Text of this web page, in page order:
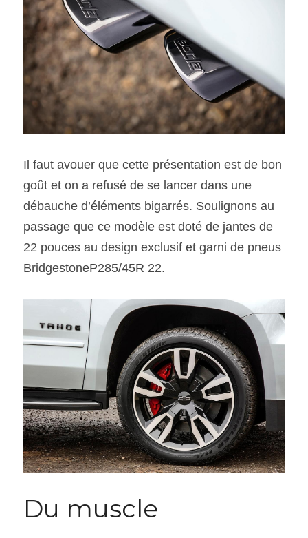
Il faut avouer que cette présentation est de bon
goût et on a refusé de se lancer dans une
débauche d’éléments bigarrés. Soulignons au
passage que ce modèle est doté de jantes de
22 pouces au design exclusif et garni de pneus
BridgestoneP285/45R 22.
Du muscle